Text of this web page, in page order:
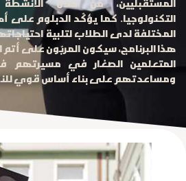
التكنولوجيا. كما يؤكّد الدبلوم على
المختلفة لدى الطلاب لتلبية
هذا البرنامج، سيكون المربّون على أتم
المتعلمين الصغار في مسيرتهم
ومساعدتهم على بناء أساس قوي